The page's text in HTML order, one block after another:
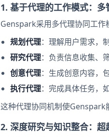
1. 基于代理的工作模式：
Genspark采用多代理协同工作
规划代理：理解用户需求，
研究代理：负责信息收集、
创意代理：生成创意内容，
执行代理：完成具体任务，
这种代理协同机制使Genspark
2. 深度研究与知识整合：超